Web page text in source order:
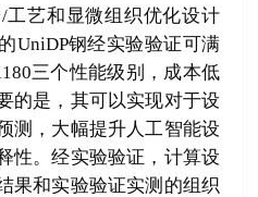
艺和显微组织优化设计
UniDP钢经实验验证可满
三个性能级别，成本低
的是，其可以实现对于设
测，大幅提升人工智能设
性。经实验验证，计算设
果和实验验证实测的组织